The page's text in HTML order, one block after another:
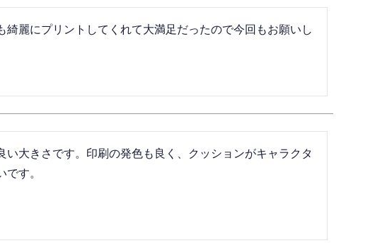
麗にプリントしてくれて大満足だったので今回もお願いし
大きさです。印刷の発色も良く、クッションがキャラクタ
す。